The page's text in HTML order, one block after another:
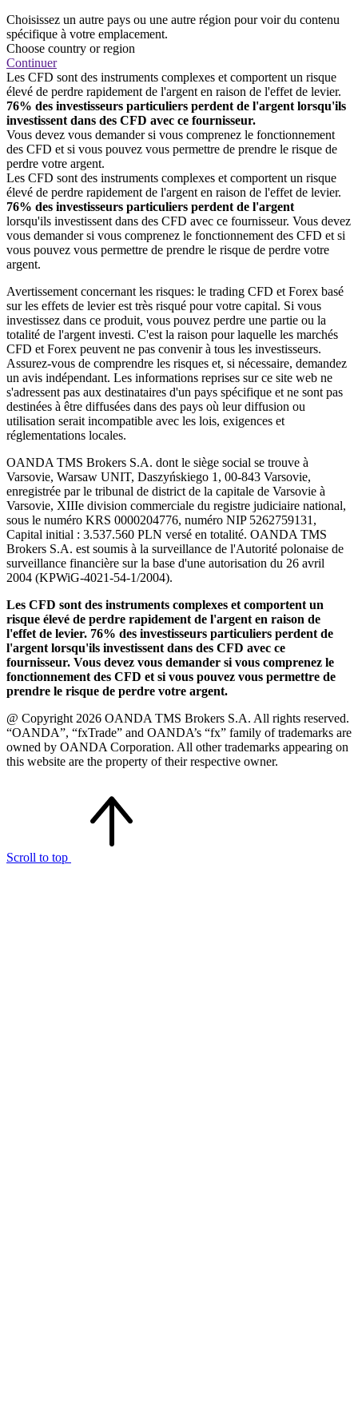
Choisissez un autre pays ou une autre région pour voir du contenu
spécifique à votre emplacement.
Choose country or region
Continuer
Les CFD sont des instruments complexes et comportent un risque
élevé de perdre rapidement de l'argent en raison de l'effet de levier.
76% des investisseurs particuliers perdent de l'argent lorsqu'ils
investissent dans des CFD avec ce fournisseur.
Vous devez vous demander si vous comprenez le fonctionnement
des CFD et si vous pouvez vous permettre de prendre le risque de
perdre votre argent.
Les CFD sont des instruments complexes et comportent un risque
élevé de perdre rapidement de l'argent en raison de l'effet de levier.
76% des investisseurs particuliers perdent de l'argent
lorsqu'ils investissent dans des CFD avec ce fournisseur. Vous devez
vous demander si vous comprenez le fonctionnement des CFD et si
vous pouvez vous permettre de prendre le risque de perdre votre
argent.
Avertissement concernant les risques: le trading CFD et Forex basé
sur les effets de levier est très risqué pour votre capital. Si vous
investissez dans ce produit, vous pouvez perdre une partie ou la
totalité de l'argent investi. C'est la raison pour laquelle les marchés
CFD et Forex peuvent ne pas convenir à tous les investisseurs.
Assurez-vous de comprendre les risques et, si nécessaire, demandez
un avis indépendant. Les informations reprises sur ce site web ne
s'adressent pas aux destinataires d'un pays spécifique et ne sont pas
destinées à être diffusées dans des pays où leur diffusion ou
utilisation serait incompatible avec les lois, exigences et
réglementations locales.
OANDA TMS Brokers S.A. dont le siège social se trouve à
Varsovie, Warsaw UNIT, Daszyńskiego 1, 00-843 Varsovie,
enregistrée par le tribunal de district de la capitale de Varsovie à
Varsovie, XIIIe division commerciale du registre judiciaire national,
sous le numéro KRS 0000204776, numéro NIP 5262759131,
Capital initial : 3.537.560 PLN versé en totalité. OANDA TMS
Brokers S.A. est soumis à la surveillance de l'Autorité polonaise de
surveillance financière sur la base d'une autorisation du 26 avril
2004 (KPWiG-4021-54-1/2004).
Les CFD sont des instruments complexes et comportent un
risque élevé de perdre rapidement de l'argent en raison de
l'effet de levier. 76% des investisseurs particuliers perdent de
l'argent lorsqu'ils investissent dans des CFD avec ce
fournisseur. Vous devez vous demander si vous comprenez le
fonctionnement des CFD et si vous pouvez vous permettre de
prendre le risque de perdre votre argent.
@ Copyright 2026 OANDA TMS Brokers S.A. All rights reserved.
“OANDA”, “fxTrade” and OANDA’s “fx” family of trademarks are
owned by OANDA Corporation. All other trademarks appearing on
this website are the property of their respective owner.
Scroll to top